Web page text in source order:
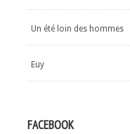
Un été loin des hommes
Euy
FACEBOOK